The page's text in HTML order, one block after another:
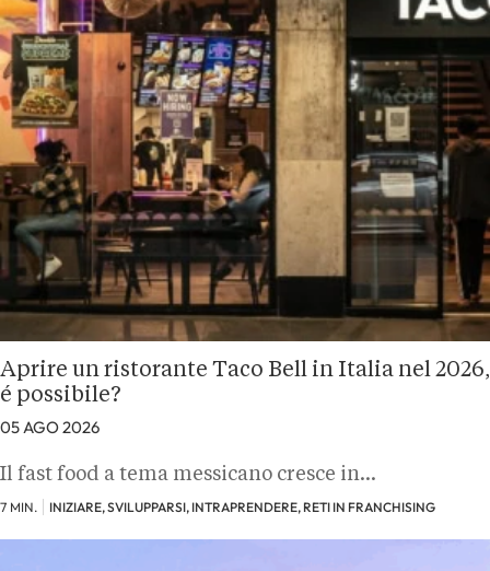
Aprire un ristorante Taco Bell in Italia nel 2026,
é possibile?
05 AGO 2026
Il fast food a tema messicano cresce in…
7 MIN. INIZIARE, SVILUPPARSI, INTRAPRENDERE, RETI IN FRANCHISING